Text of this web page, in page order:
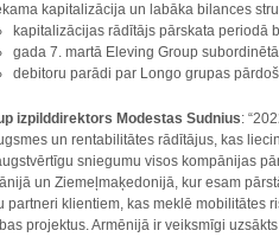
kapitalizācija un labāka bilances
kapitalizācijas rādītājs pārskata periodā
gada 7. martā Eleving Group
debitoru parādi par Longo grupas
izpilddirektors Modestas Sudnius:
un rentabilitātes rādītājus, kas
sniegumu visos kompānijas
un Ziemeļmaķedonijā, kur esam
partneri klientiem, kas meklē mobilitātes
projektus. Armēnijā ir veiksmīgi